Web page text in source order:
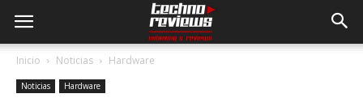
Inicio Noticias Hardware
Noticias Hardware